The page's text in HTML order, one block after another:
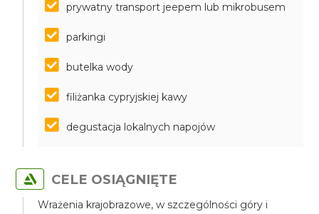
prywatny transport jeepem lub mikrobusem
parkingi
butelka wody
filiżanka cypryjskiej kawy
degustacja lokalnych napojów
CELE OSIĄGNIĘTE
Wrażenia krajobrazowe, w szczególności góry i